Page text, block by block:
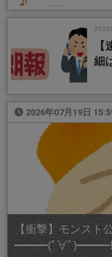
細
2026年07月19日
【衝撃】モンスト
━━━(ﾟ∀ﾟ